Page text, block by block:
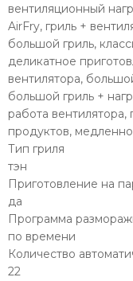
вентиляционный
AirFry, гриль +
большой гриль,
деликатное
вентилятора,
большой гриль +
работа
продуктов,
Тип гриля
тэн
Приготовление на
да
Программа
по времени
Количество
22